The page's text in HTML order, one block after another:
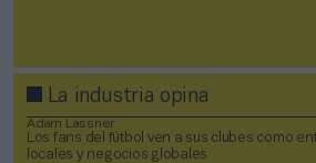
La industria opina
Adam Lassner
Los fans del fútbol ven a sus clubes como
locales y negocios globales